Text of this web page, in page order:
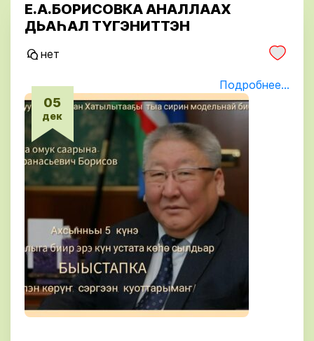
05
дек
Е.А.БОРИСОВКА АНАЛЛААХ
ДЬАҺАЛ ТҮГЭНИТТЭН
нет
Подробнее...